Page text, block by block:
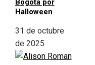
Bogotá por
Halloween
31 de octubre
de 2025